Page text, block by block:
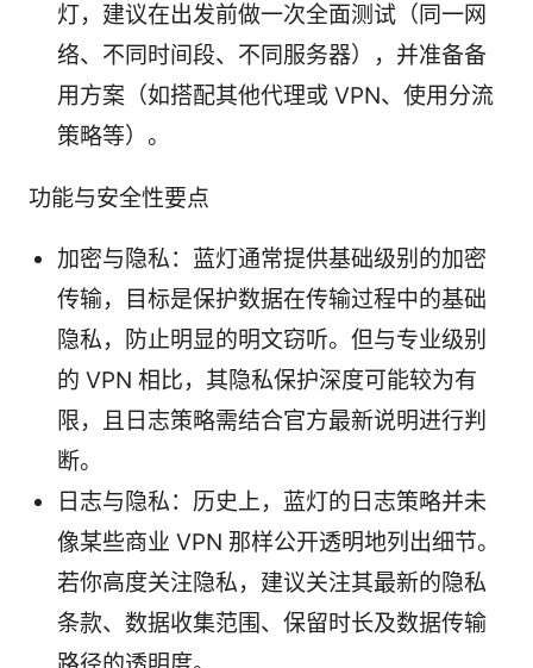
灯，建议在出发前做一次全面测试（同一网
络、不同时间段、不同服务器），并准备备
用方案（如搭配其他代理或 VPN、使用分流
策略等）。
功能与安全性要点
加密与隐私：蓝灯通常提供基础级别的加密
传输，目标是保护数据在传输过程中的基础
隐私，防止明显的明文窃听。但与专业级别
的 VPN 相比，其隐私保护深度可能较为有
限，且日志策略需结合官方最新说明进行判
断。
日志与隐私：历史上，蓝灯的日志策略并未
像某些商业 VPN 那样公开透明地列出细节。
若你高度关注隐私，建议关注其最新的隐私
条款、数据收集范围、保留时长及数据传输